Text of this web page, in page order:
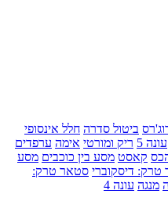
ביטול סדרה חלל אינסופי
עונה 5 ריק ומורטי אימה ערפדים
קאסט מסע בין כוכבים מסע
דיסקוברי סטאר טרק:
מנגה עונה 4